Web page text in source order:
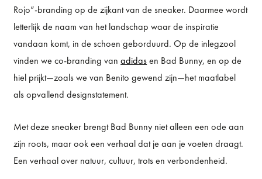
Rojo”-branding op de zijkant van de sneaker. Daarmee wordt
letterlijk de naam van het landschap waar de inspiratie
vandaan komt, in de schoen geborduurd. Op de inlegzool
vinden we co-branding vanadidasen Bad Bunny, en op de
hiel prijkt—zoals we van Benito gewend zijn—het maatlabel
als opvallend designstatement.
Met deze sneaker brengt Bad Bunny niet alleen een ode aan
zijn roots, maar ook een verhaal dat je aan je voeten draagt.
Een verhaal over natuur, cultuur, trots en verbondenheid.